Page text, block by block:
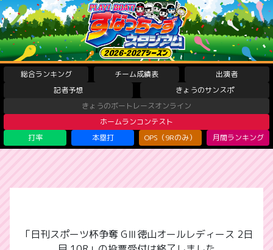
総合ランキング チーム成績表
出演者
記者予想
きょうのサンスポ
きょうのボートレースオンライン
ホームランコンテスト
打率
本塁打 OPS（9Rのみ） 月間ランキング
「日刊スポーツ杯争奪 GⅢ徳山オールレディース 2日